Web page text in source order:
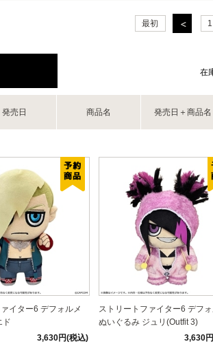
最初 1
在
発売日 商品名 発売日＋商品名
イター6 デフォルメ
ド
3,630円(税込)
ストリートファイター6 デフォ
ぬいぐるみ ジュリ(Outfit 3)
3,630